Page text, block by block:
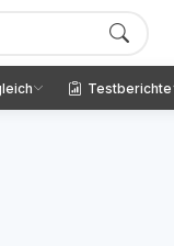
Testberichte